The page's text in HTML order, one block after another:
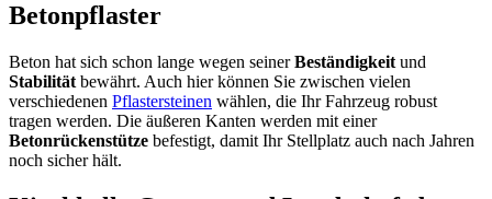
Betonpflaster
Beton hat sich schon lange wegen seinerBeständigkeit und
Stabilität bewährt. Auch hier können Sie zwischen vielen
verschiedenen Pflastersteinen wählen, die Ihr Fahrzeug robust
tragen werden. Die äußeren Kanten werden mit einer
Betonrückenstütze befestigt, damit Ihr Stellplatz auch nach Jahren
noch sicher hält.